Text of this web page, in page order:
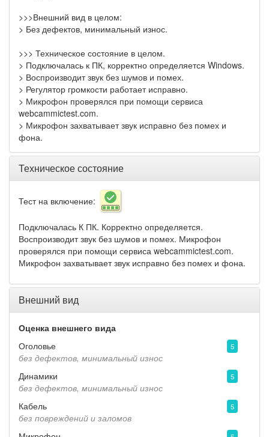
>>>Внешний вид в целом:
> Без дефектов, минимальный износ.
>>> Техническое состояние в целом.
> Подключалась к ПК, корректно определяется Windows.
> Воспроизводит звук без шумов и помех.
> Регулятор громкости работает исправно.
> Микрофон проверялся при помощи сервиса
webcammictest.com.
> Микрофон захватывает звук исправно без помех и
фона.
Техническое состояние
Тест на включение:
Подключалась К ПК. Корректно определяется.
Воспроизводит звук без шумов и помех. Микрофон
проверялся при помощи сервиса webcammictest.com.
Микрофон захватывает звук исправно без помех и фона.
Внешний вид
Оценка внешнего вида
Оголовье
5
без дефектов, минимальный износ
Динамики
5
без дефектов, минимальный износ
Кабель
5
без повреждений и заломов